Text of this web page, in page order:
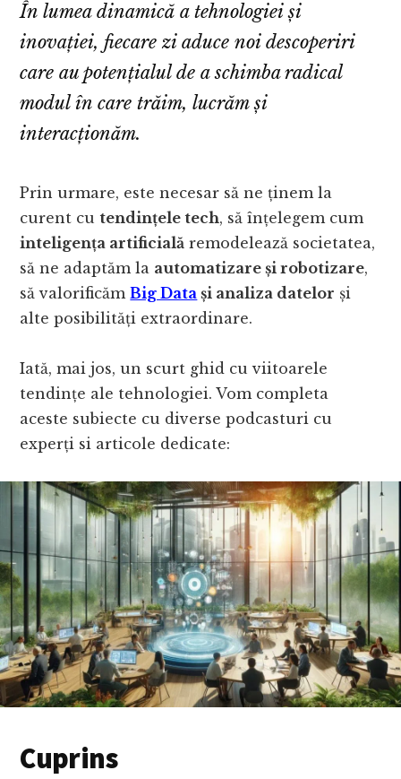
În lumea dinamică a tehnologiei și
inovației, fiecare zi aduce noi descoperiri
care au potențialul de a schimba radical
modul în care trăim, lucrăm și
interacționăm.
Prin urmare, este necesar să ne ținem la
curent cutendințele tech, să înțelegem cum
inteligența artificială remodelează societatea,
să ne adaptăm la automatizare și robotizare,
să valorificămBig Data și analiza datelor și
alte posibilități extraordinare.
Iată, mai jos, un scurt ghid cu viitoarele
tendințe ale tehnologiei. Vom completa
aceste subiecte cu diverse podcasturi cu
experți si articole dedicate:
Cuprins